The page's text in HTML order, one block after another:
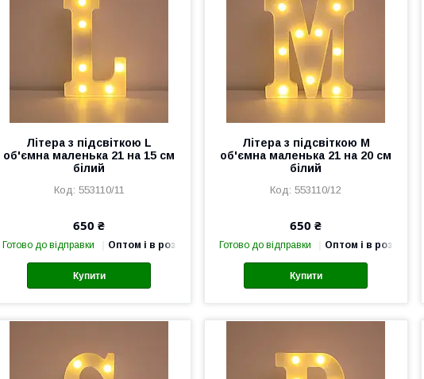
Літера з підсвіткою L
об'ємна маленька 21 на 15 см
білий
553110/11
650 ₴
Готово до відправки Оптом і в роздріб
Купити
Літера з підсвіткою M
об'ємна маленька 21 на 20 см
білий
553110/12
650 ₴
Готово до відправки Оптом і в роздріб
Купити